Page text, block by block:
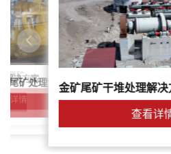
尾矿
解决方案
详情
尾矿处理解决方案简介金矿尾矿干堆处理解
查看详
鑫
解